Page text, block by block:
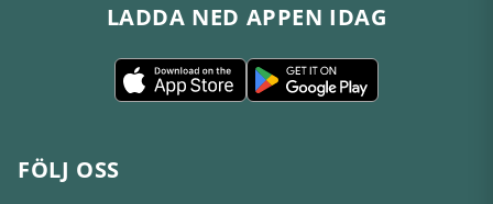
LADDA NED APPEN IDAG
FÖLJ OSS